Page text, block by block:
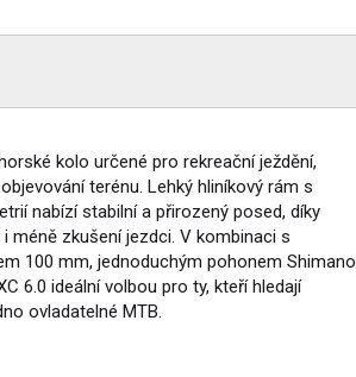
kolo určené pro rekreační ježdění,
terénu. Lehký hliníkový rám s
nabízí stabilní a přirozený posed, díky
méně zkušení jezdci. V kombinaci s
100 mm, jednoduchým pohonem Shimano
6.0 ideální volbou pro ty, kteří hledají
ovladatelné MTB.